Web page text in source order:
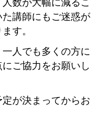
講師にもご迷惑が
す。
人でも多くの方に
ご協力をお願いし
が決まってからお